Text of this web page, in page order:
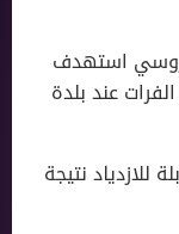
استهدف
عند بلدة
للازدياد نتيجة